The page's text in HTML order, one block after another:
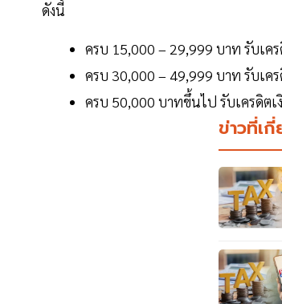
ดังนี้
ครบ 15,000 – 29,999 บาท รับเค
ครบ 30,000 – 49,999 บาท รับเค
ครบ 50,000 บาทขึ้นไป รับเครดิต
ข่าวที่เ